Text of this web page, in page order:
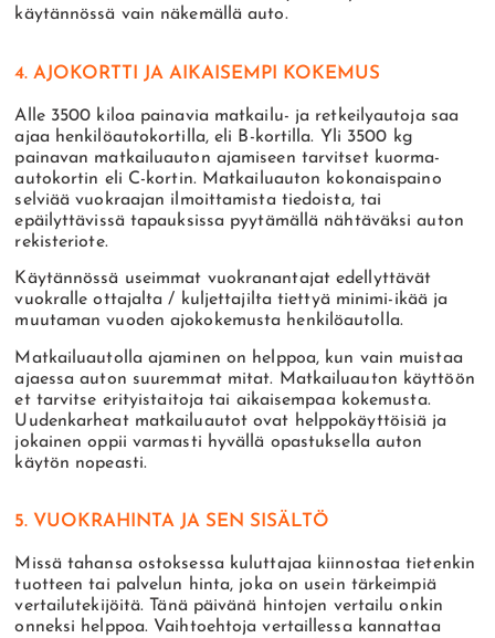
käytännössä vain näkemällä auto.
4. AJOKORTTI JA AIKAISEMPI KOKEMUS
Alle 3500 kiloa painavia matkailu- ja retkeilyautoja saa
ajaa henkilöautokortilla, eli B-kortilla. Yli 3500 kg
painavan matkailuauton ajamiseen tarvitset kuorma-
autokortin eli C-kortin. Matkailuauton kokonaispaino
selviää vuokraajan ilmoittamista tiedoista, tai
epäilyttävissä tapauksissa pyytämällä nähtäväksi auton
rekisteriote.
Käytännössä useimmat vuokranantajat edellyttävät
vuokralle ottajalta / kuljettajilta tiettyä minimi-ikää ja
muutaman vuoden ajokokemusta henkilöautolla.
Matkailuautolla ajaminen on helppoa, kun vain muistaa
ajaessa auton suuremmat mitat. Matkailuauton käyttöön
et tarvitse erityistaitoja tai aikaisempaa kokemusta.
Uudenkarheat matkailuautot ovat helppokäyttöisiä ja
jokainen oppii varmasti hyvällä opastuksella auton
käytön nopeasti.
5. VUOKRAHINTA JA SEN SISÄLTÖ
Missä tahansa ostoksessa kuluttajaa kiinnostaa tietenkin
tuotteen tai palvelun hinta, joka on usein tärkeimpiä
vertailutekijöitä. Tänä päivänä hintojen vertailu onkin
onneksi helppoa. Vaihtoehtoja vertaillessa kannattaa